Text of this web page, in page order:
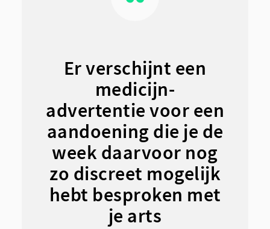
Er verschijnt een
medicijn-
advertentie voor een
aandoening die je de
week daarvoor nog
zo discreet mogelijk
hebt besproken met
je arts